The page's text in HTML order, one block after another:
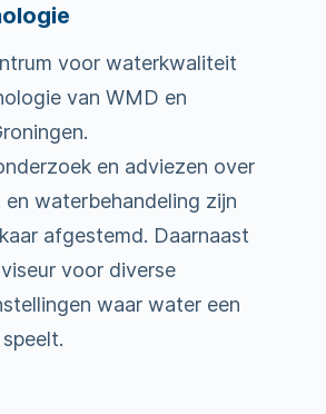
voor waterkwaliteit
van WMD en
en adviezen over
waterbehandeling zijn
afgestemd. Daarnaast
voor diverse
waar water een